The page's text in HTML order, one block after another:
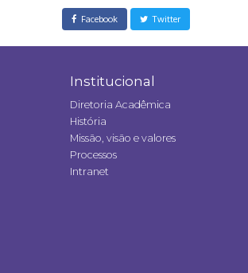
Facebook Twitter
Institucional
Diretoria Acadêmica
História
Missão, visão e valores
Processos
Intranet